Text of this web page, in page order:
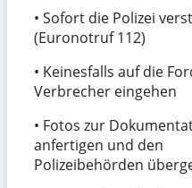
• Sofort die Polizei
(Euronotruf 112)
• Keinesfalls auf die
Verbrecher eingehen
• Fotos zur
anfertigen und den
Polizeibehörden